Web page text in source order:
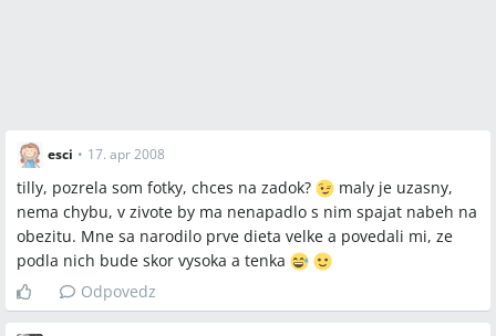
esci • 17. apr 2008
tilly, pozrela som fotky, chces na zadok?
maly je uzasny,
nema chybu, v zivote by ma nenapadlo s nim spajat nabeh na
obezitu. Mne sa narodilo prve dieta velke a povedali mi, ze
podla nich bude skor vysoka a tenka
Odpovedz